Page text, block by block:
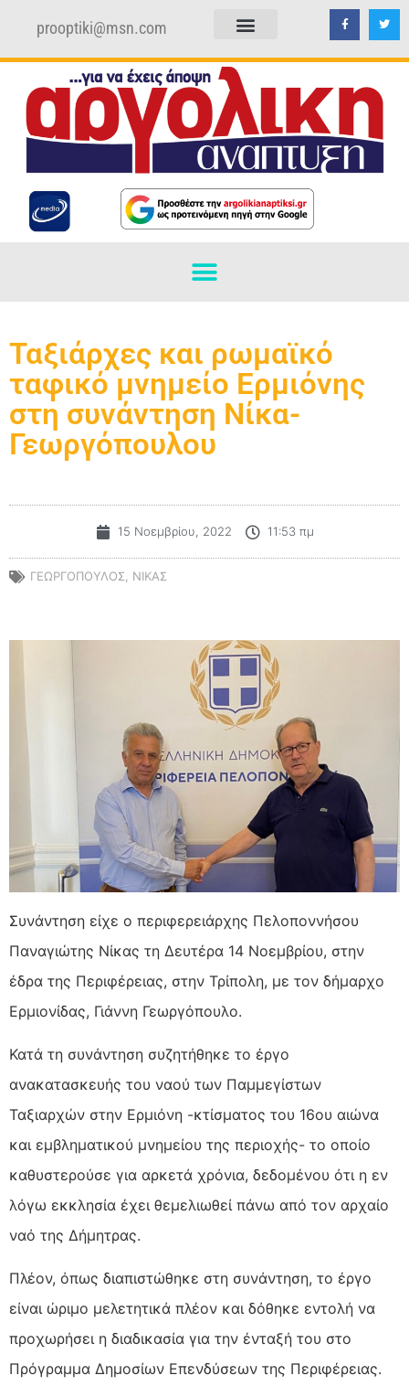
prooptiki@msn.com
Ταξιάρχες και ρωμαϊκό
ταφικό μνημείο Ερμιόνης
στη συνάντηση Νίκα-
Γεωργόπουλου
15 Νοεμβρίου, 2022 11:53 πμ
ΓΕΩΡΓΟΠΟΥΛΟΣ, ΝΙΚΑΣ
Συνάντηση είχε ο περιφερειάρχης Πελοποννήσου
Παναγιώτης Νίκας τη Δευτέρα 14 Νοεμβρίου, στην
έδρα της Περιφέρειας, στην Τρίπολη, με τον δήμαρχο
Ερμιονίδας, Γιάννη Γεωργόπουλο.
Κατά τη συνάντηση συζητήθηκε το έργο
ανακατασκευής του ναού των Παμμεγίστων
Ταξιαρχών στην Ερμιόνη -κτίσματος του 16ου αιώνα
και εμβληματικού μνημείου της περιοχής- το οποίο
καθυστερούσε για αρκετά χρόνια, δεδομένου ότι η εν
λόγω εκκλησία έχει θεμελιωθεί πάνω από τον αρχαίο
ναό της Δήμητρας.
Πλέον, όπως διαπιστώθηκε στη συνάντηση, το έργο
είναι ώριμο μελετητικά πλέον και δόθηκε εντολή να
προχωρήσει η διαδικασία για την ένταξή του στο
Πρόγραμμα Δημοσίων Επενδύσεων της Περιφέρειας.